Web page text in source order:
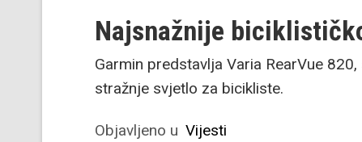
Najsnažnije
Garmin predstavlja Varia RearVue
stražnje svjetlo za bicikliste.
Objavljeno u Vijesti